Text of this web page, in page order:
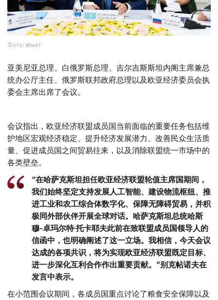
Фото: Үкімет
亚美尼亚总理、白俄罗斯总理、吉尔吉斯斯坦内阁主席兼总
统办公厅主任、俄罗斯联邦政府总理以及欧亚经济委员会执
委会主席出席了会议。
会议指出，欧亚经济联盟成员国当前面临的重要任务包括维
护地区宏观经济稳定、提升经济发展潜力、改善民众生活质
量、促进成员国之间贸易往来，以及消除联盟统一市场中的
各类壁垒。
“在哈萨克斯坦担任欧亚经济联盟轮值主席国期间，
我们始终坚定支持发展人工智能、建设物流枢纽、推
进工业和农工综合体数字化、保障无障碍贸易，并积
极同外部伙伴开展全球对话。哈萨克斯坦总统哈斯
穆-卓玛尔特·托卡耶夫此前在致联盟成员国领导人的
信函中，也明确阐述了这一立场。我相信，今天会议
达成的各项共识，将为实现欧亚经济联盟既定目标、
进一步深化互利合作作出重要贡献。”别克帖诺夫在
发言中表示。
在小范围会议期间，各成员国重点讨论了粮食安全保障以及